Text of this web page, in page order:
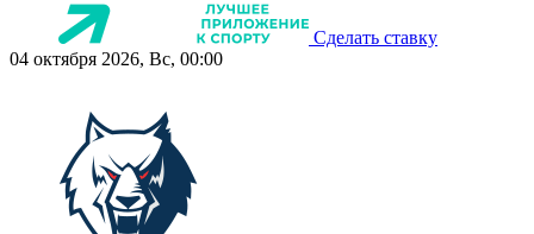
Сделать ставку
04 октября 2026, Вс, 00:00